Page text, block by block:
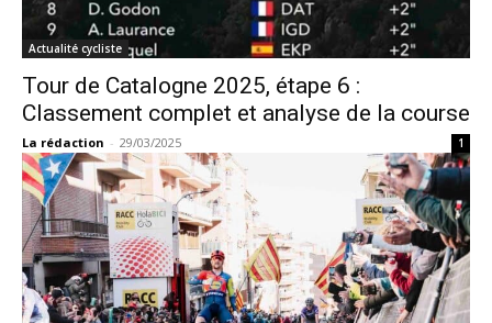
Actualité cycliste
Tour de Catalogne 2025, étape 6 :
Classement complet et analyse de la course
La rédaction - 29/03/2025 1